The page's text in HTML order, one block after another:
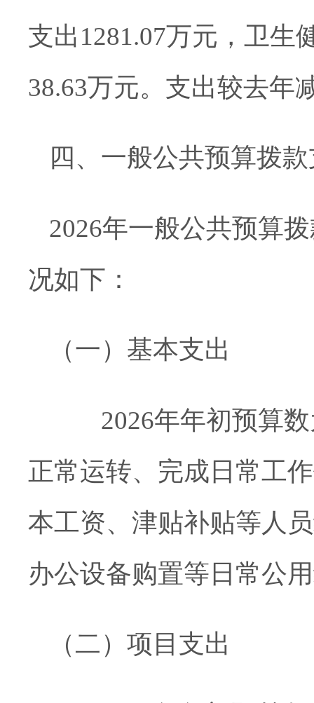
支出1281.07万元 ， 卫生
38.63万元。 支出较去年
四、一般公共预算拨
2026年一般公共预算
况如下：
（一） 基本支出
2026年年初预算
正常运转、完成日常工
本工资、津贴补贴等人
办公设备购置等日常公
（二） 项目支出